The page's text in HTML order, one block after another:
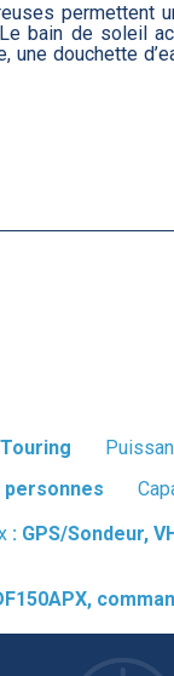
permettent
Le bain de soleil
une douchette
Touring
personnes
: GPS/Sondeur,